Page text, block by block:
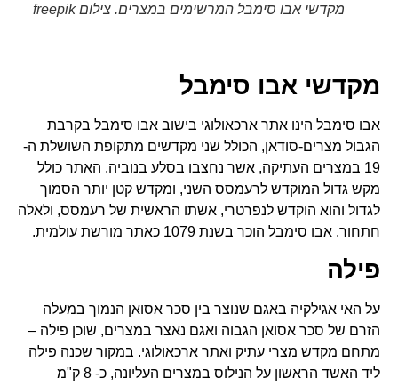
מקדשי אבו סימבל המרשימים במצרים. צילום freepik
מקדשי אבו סימבל
אבו סימבל הינו אתר ארכאולוגי בישוב אבו סימבל בקרבת
הגבול מצרים-סודאן, הכולל שני מקדשים מתקופת השושלת ה-
19 במצרים העתיקה, אשר נחצבו בסלע בנוביה. האתר כולל
מקש גדול המוקדש לרעמסס השני, ומקדש קטן יותר הסמוך
לגדול והוא הוקדש לנפרטרי, אשתו הראשית של רעמסס, ולאלה
חתחור. אבו סימבל הוכר בשנת 1079 כאתר מורשת עולמית.
פילה
על האי אגילקיה באגם שנוצר בין סכר אסואן הנמוך במעלה
הזרם של סכר אסואן הגבוה ואגם נאצר במצרים, שוכן פילה –
מתחם מקדש מצרי עתיק ואתר ארכאולוגי. במקור שכנה פילה
ליד האשד הראשון על הנילוס במצרים העליונה, כ- 8 ק"מ